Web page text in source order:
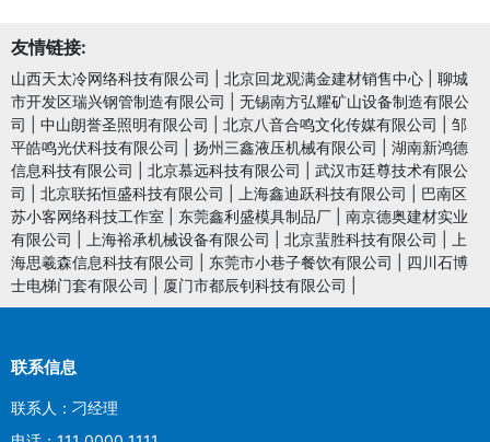
友情链接:
山西天太冷网络科技有限公司 北京回龙观满金建材销售中心
聊城
市开发区瑞兴钢管制造有限公司
无锡南方弘耀矿山设备制造有限公
司
中山朗誉圣照明有限公司 北京八音合鸣文化传媒有限公司
邹
平皓鸣光伏科技有限公司
扬州三鑫液压机械有限公司
湖南新鸿德
信息科技有限公司
北京慕远科技有限公司
武汉市廷尊技术有限公
司
北京联拓恒盛科技有限公司 上海鑫迪跃科技有限公司
巴南区
苏小客网络科技工作室
东莞鑫利盛模具制品厂
南京德奥建材实业
有限公司
上海裕承机械设备有限公司 北京蜚胜科技有限公司
上
海思羲森信息科技有限公司
东莞市小巷子餐饮有限公司
四川石博
士电梯门套有限公司
厦门市都辰钊科技有限公司
联系信息
联系人：刁经理